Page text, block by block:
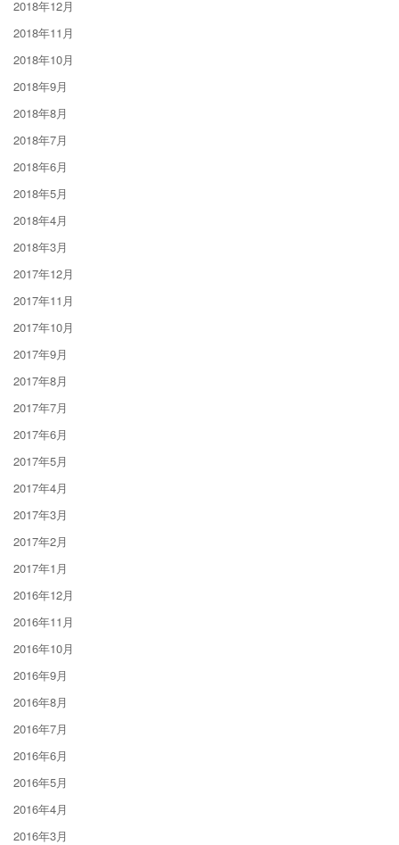
2018年12月
2018年11月
2018年10月
2018年9月
2018年8月
2018年7月
2018年6月
2018年5月
2018年4月
2018年3月
2017年12月
2017年11月
2017年10月
2017年9月
2017年8月
2017年7月
2017年6月
2017年5月
2017年4月
2017年3月
2017年2月
2017年1月
2016年12月
2016年11月
2016年10月
2016年9月
2016年8月
2016年7月
2016年6月
2016年5月
2016年4月
2016年3月